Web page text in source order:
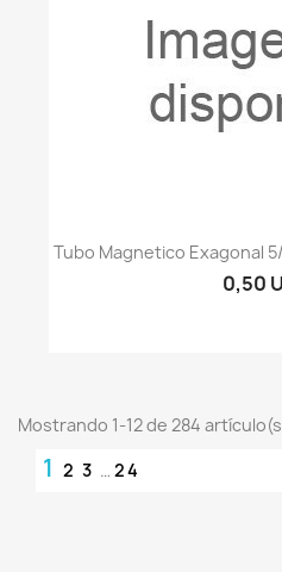
Tubo Magnetico Exagonal
0,50
Mostrando 1-12 de 284
1 2 3 … 24